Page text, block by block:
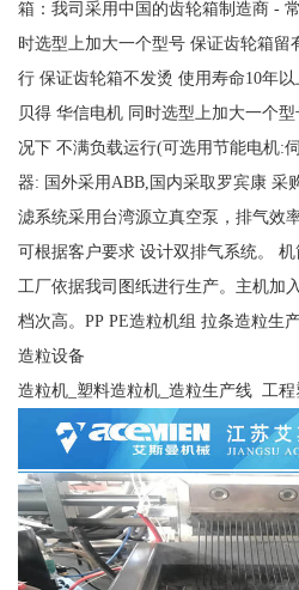
箱：我司采用中国的齿轮箱制造商 -
时选型上加大一个型号 保证齿轮箱留
行 保证齿轮箱不发烫 使用寿命10年
贝得 华信电机 同时选型上加大一个
况下 不满负载运行(可选用节能电机:
器: 国外采用ABB,国内采取罗宾康 采
滤系统采用台湾源立真空泵，排气效
可根据客户要求 设计双排气系统。
工厂依据我司图纸进行生产。主机加
档次高。PP PE造粒机组 拉条造粒生
造粒设备
造粒机_塑料造粒机_造粒生产线 工